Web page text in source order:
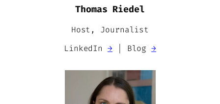
Thomas Riedel
Host, Journalist
LinkedIn→ | Blog→